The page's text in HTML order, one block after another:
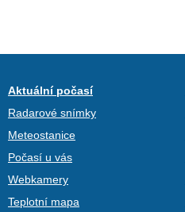
Aktuální počasí
Radarové snímky
Meteostanice
Počasí u vás
Webkamery
Teplotní mapa